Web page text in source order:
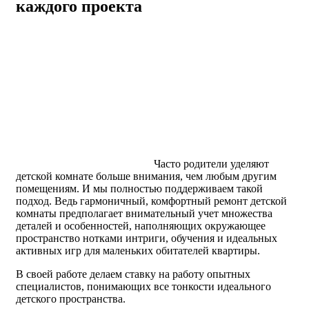
каждого проекта
Часто родители уделяют
детской комнате больше внимания, чем любым другим
помещениям. И мы полностью поддерживаем такой
подход. Ведь гармоничный, комфортный ремонт детской
комнаты предполагает внимательный учет множества
деталей и особенностей, наполняющих окружающее
пространство нотками интриги, обучения и идеальных
активных игр для маленьких обитателей квартиры.
В своей работе делаем ставку на работу опытных
специалистов, понимающих все тонкости идеального
детского пространства.